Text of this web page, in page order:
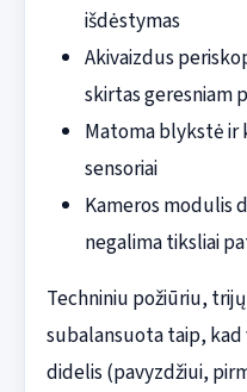
išdėstymas
Akivaizdus
skirtas geresniam
Matoma blykstė ir
sensoriai
Kameros modulis
negalima tiksliai
Techniniu požiūriu,
subalansuota taip,
didelis (pavyzdžiui,